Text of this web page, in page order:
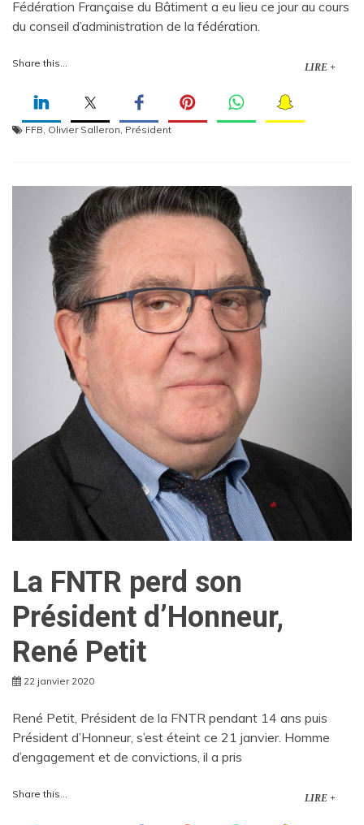
Fédération Française du Bâtiment a eu lieu ce jour au cours
du conseil d’administration de la fédération.
Share this... LIRE +
FFB, Olivier Salleron, Président
La FNTR perd son
Président d’Honneur,
René Petit
22 janvier 2020
René Petit, Président de la FNTR pendant 14 ans puis
Président d’Honneur, s’est éteint ce 21 janvier. Homme
d’engagement et de convictions, il a pris
Share this... LIRE +